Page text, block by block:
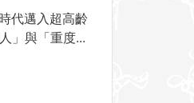
代邁入超高齡
」與「重度...